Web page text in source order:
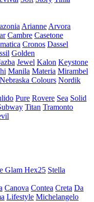
Arianne Arvora
Cambre Casetone
Cronos Dassel
Golden
Jewel Kalon Keystone
Manila Materia Mirambel
Nebraska Colours Nordik
Pure Rovere Sea Solid
Titan Tramonto
Glam Hex25 Stella
Canova Contea Creta Da
Lifestyle Michelangelo